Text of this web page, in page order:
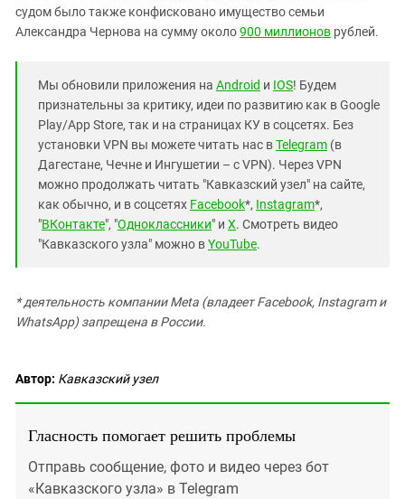
судом было также конфисковано имущество семьи
Александра Чернова на сумму около900 миллионов рублей.
Мы обновили приложения на Android и IOS! Будем
признательны за критику, идеи по развитию как в Google
Play/App Store, так и на страницах КУ в соцсетях. Без
установки VPN вы можете читать нас вTelegram (в
Дагестане, Чечне и Ингушетии – с VPN). Через VPN
можно продолжать читать "Кавказский узел" на сайте,
как обычно, и в соцсетях Facebook*, Instagram*,
"ВКонтакте", "Одноклассники" и X. Смотреть видео
"Кавказского узла" можно вYouTube.
* деятельность компании Meta (владеет Facebook, Instagram и
WhatsApp) запрещена в России.
Автор: Кавказский узел
Гласность помогает решить проблемы
Отправь сообщение, фото и видео через бот
«Кавказского узла» в Telegram